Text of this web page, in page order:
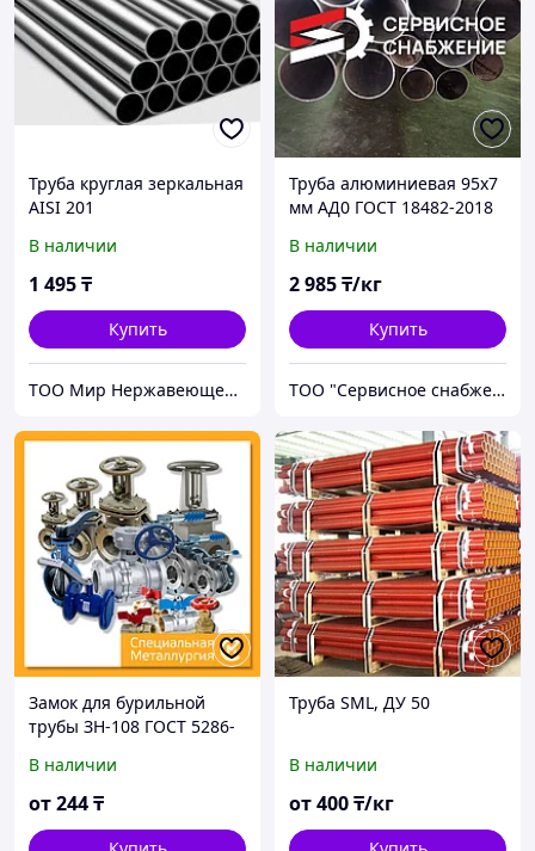
Труба круглая зеркальная
AISI 201
В наличии
1 495₸
Купить
ТОО Мир Нержавеющей Стали
Труба алюминиевая 95х7
мм АД0 ГОСТ 18482-2018
В наличии
2 985₸/кг
Купить
ТОО "Сервисное снабжение Астана"
Замок для бурильной
трубы ЗН-108 ГОСТ 5286-
В наличии
от244₸
Труба SML, ДУ 50
В наличии
от400₸/кг